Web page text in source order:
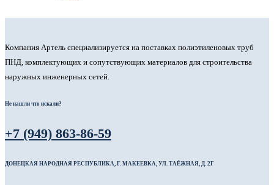
Компания Артель специализируется на поставках полиэтиленовых труб
ПНД, комплектующих и сопутствующих материалов для строительства
наружных инженерных сетей.
Не нашли что искали?
+7 (949) 863-86-59
ДОНЕЦКАЯ НАРОДНАЯ РЕСПУБЛИКА, Г. МАКЕЕВКА, УЛ. ТАЁЖНАЯ, Д. 2Г